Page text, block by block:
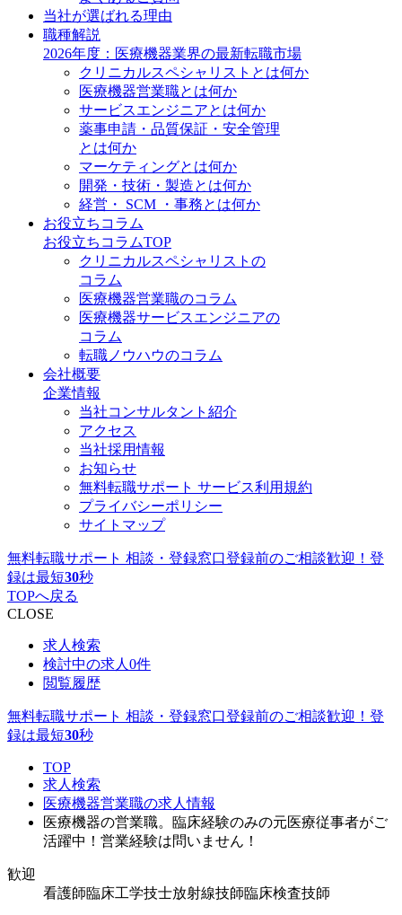
当社が選ばれる理由
職種解説
2026年度：医療機器業界の最新転職市場
クリニカルスペシャリストとは何か
医療機器営業職とは何か
サービスエンジニアとは何か
薬事申請・品質保証・安全管理
とは何か
マーケティングとは何か
開発・技術・製造とは何か
経営・ SCM ・事務とは何か
お役立ちコラム
お役立ちコラムTOP
クリニカルスペシャリストの
コラム
医療機器営業職のコラム
医療機器サービスエンジニアの
コラム
転職ノウハウのコラム
会社概要
企業情報
当社コンサルタント紹介
アクセス
当社採用情報
お知らせ
無料転職サポート サービス利用規約
プライバシーポリシー
サイトマップ
無料転職サポート 相談・登録窓口登録前のご相談歓迎！登
録は最短30秒
TOPへ戻る
CLOSE
求人検索
検討中の求人 0件
閲覧履歴
無料転職サポート 相談・登録窓口登録前のご相談歓迎！登
録は最短30秒
TOP
求人検索
医療機器営業職の求人情報
医療機器の営業職。臨床経験のみの元医療従事者がご
活躍中！営業経験は問いません！
歓迎
看護師臨床工学技士放射線技師臨床検査技師